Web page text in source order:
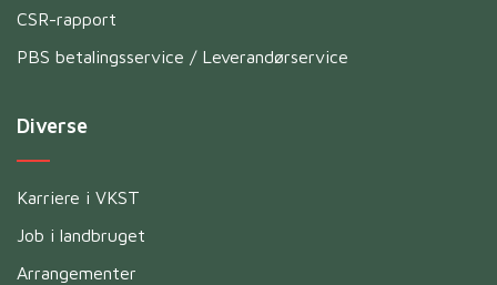
CSR-rapport
PBS betalingsservice / Leverandørservice
Diverse
Karriere i VKST
Job i landbruget
Arrangementer